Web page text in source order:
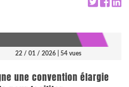
22 / 01 / 2026 | 54 vues
une convention élargie